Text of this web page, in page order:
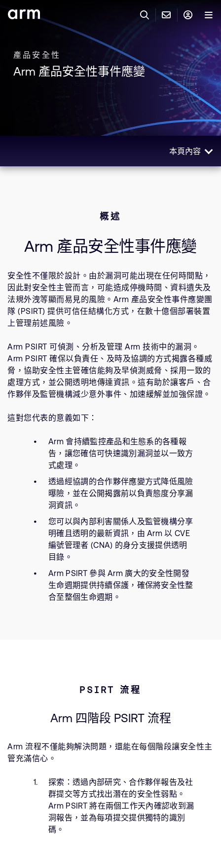
Skip to Footer
搜尋
與 ARM 聯絡
聯絡技術支援
Flexible Access 企業版
其他事項
研究合作
投資者
通報安全漏洞
Arm 全球總部
Cambridge, UK
CB1 9NJ
Tel: + 44(1223) 400 400 [main reception]
Fax: + 44(1223) 400 410
查詢全球辦公室
ARM 帳號
Arm 帳號
登入以存取您的 Arm 帳號。
產品
產品安全性
Arm 產品安全性事件應變
本頁內容
概述
社群協作
概述
Arm 產品安全性事件應變
安全性不僅限於設計。由於漏洞可能出現在任何時間點，
因此對安全性主管而言，可能造成停機時間、資料遺失及
法規外洩等顯而易見的風險。Arm 產品安全性事件應變團
隊 (PSIRT) 提供可信任結構化方式，在數十億個部署裝置
上管理前述風險。
Arm PSIRT 可偵測、分析及管理 Arm 技術中的漏洞。
Arm PSIRT 確保以負責任、及時及協調的方式揭露各種威
脅，協助安全性主管確信能夠及早偵測威脅、採用一致的
處理方式，並公開透明地傳達資訊。這有助於讓客戶、合
作夥伴及監管機構減少意外事件、加速緩解並加強保證。
這對您代表的意義如下：
Arm 會持續監控產品和生態系的各種報
告，讓您確信可快速識別漏洞並以一致方
式處理。
透過經協調的合作夥伴應變方式降低風險
曝險，並在公開揭露前以負責態度分享漏
洞資訊。
您可以與內部利害關係人及監管機構分享
明確且透明的最新資訊，由 Arm 以 CVE
編號管理者 (CNA) 的身分支援提供透明
目錄。
Arm PSIRT 參與 Arm 廣大的安全性開發
生命週期提供持續保護，確保將安全性整
合至整個生命週期。
PSIRT 流程
Arm 四階段 PSIRT 流程
Arm 流程不僅能夠解決問題，還能在每個階段讓安全性主
管充滿信心。
探索： 透過內部研究、合作夥伴報告及社
群提交等方式找出潛在的安全性弱點。
Arm PSIRT 將在兩個工作天內確認收到漏
洞報告，並為每項提交提供獨特的識別
碼。